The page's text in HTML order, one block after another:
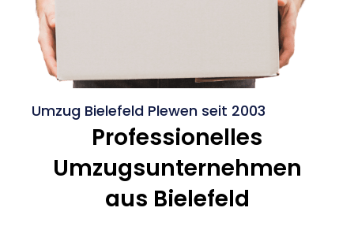
Umzug Bielefeld Plewen seit 2003
Professionelles
Umzugsunternehmen
aus Bielefeld